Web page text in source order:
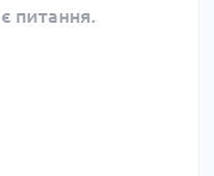
питання.